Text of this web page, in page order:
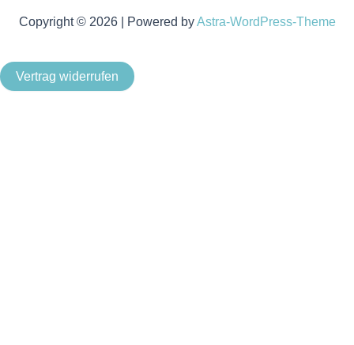
Copyright © 2026 | Powered byAstra-WordPress-Theme
Vertrag widerrufen